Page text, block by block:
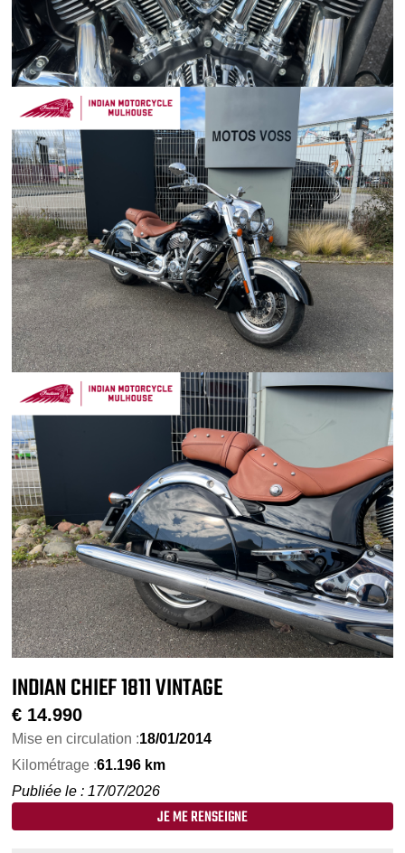
INDIAN CHIEF 1811 VINTAGE
€ 14.990
Mise en circulation :18/01/2014
Kilométrage :61.196 km
Publiée le : 17/07/2026
JE ME RENSEIGNE